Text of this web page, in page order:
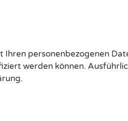
personenbezogenen
werden können.